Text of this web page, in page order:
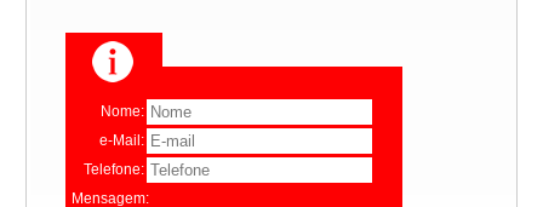
Nome:
e-Mail:
Telefone:
Mensagem: